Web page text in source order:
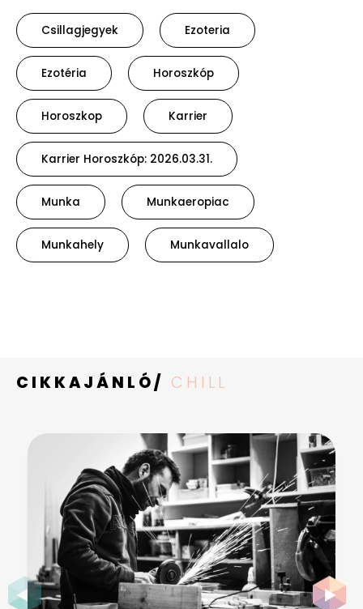
Csillagjegyek Ezoteria
Ezotéria Horoszkóp
Horoszkop Karrier
Karrier Horoszkóp: 2026.03.31.
Munka Munkaeropiac
Munkahely Munkavallalo
CIKKAJÁNLÓ/ CHILL